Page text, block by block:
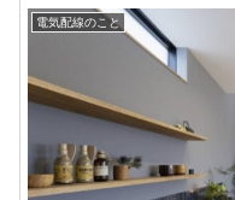
電気配線のこと